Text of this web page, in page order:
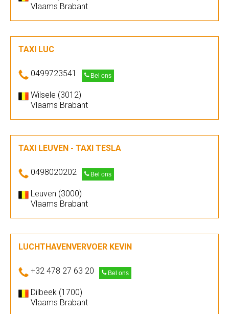
Vlaams Brabant
TAXI LUC
0499723541 Bel ons
Wilsele (3012)
Vlaams Brabant
TAXI LEUVEN - TAXI TESLA
0498020202 Bel ons
Leuven (3000)
Vlaams Brabant
LUCHTHAVENVERVOER KEVIN
+32 478 27 63 20 Bel ons
Dilbeek (1700)
Vlaams Brabant